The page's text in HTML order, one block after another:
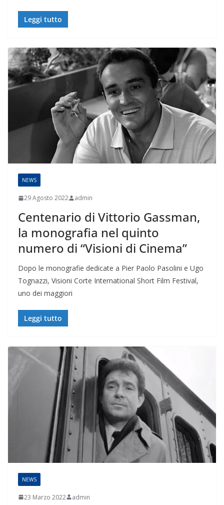
Leggi tutto
NEWS
29 Agosto 2022 admin
Centenario di Vittorio Gassman,
la monografia nel quinto
numero di “Visioni di Cinema”
Dopo le monografie dedicate a Pier Paolo Pasolini e Ugo
Tognazzi, Visioni Corte International Short Film Festival,
uno dei maggiori
Leggi tutto
NEWS
23 Marzo 2022 admin